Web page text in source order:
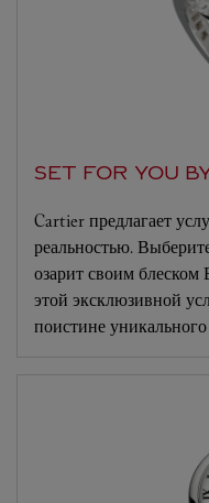
SET FOR YOU
Cartier предлагает
реальностью.
озарит своим
этой эксклюзивной
поистине